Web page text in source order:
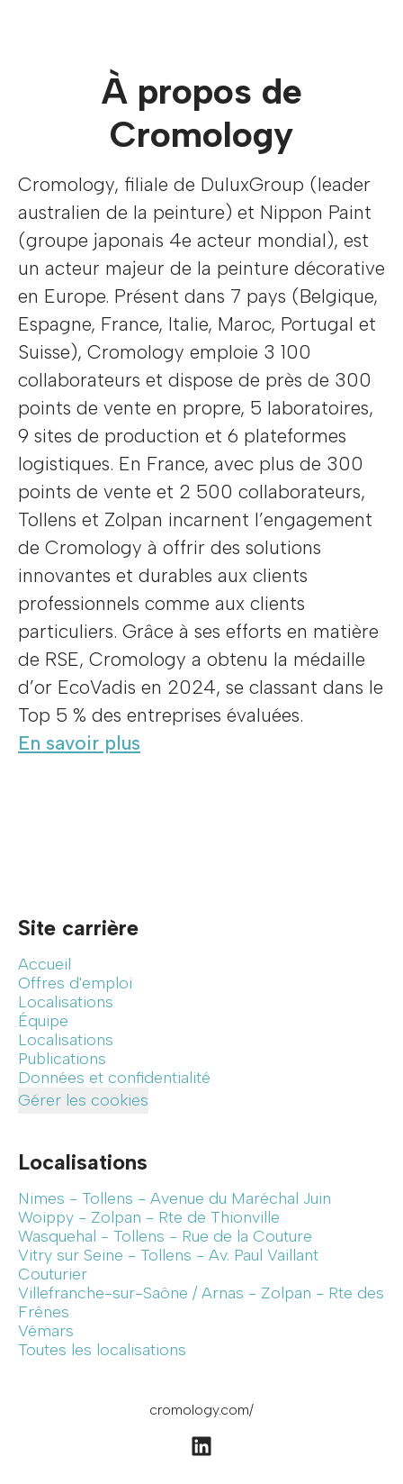
À propos de
Cromology
Cromology, filiale de DuluxGroup (leader
australien de la peinture) et Nippon Paint
(groupe japonais 4e acteur mondial), est
un acteur majeur de la peinture décorative
en Europe. Présent dans 7 pays (Belgique,
Espagne, France, Italie, Maroc, Portugal et
Suisse), Cromology emploie 3 100
collaborateurs et dispose de près de 300
points de vente en propre, 5 laboratoires,
9 sites de production et 6 plateformes
logistiques. En France, avec plus de 300
points de vente et 2 500 collaborateurs,
Tollens et Zolpan incarnent l’engagement
de Cromology à offrir des solutions
innovantes et durables aux clients
professionnels comme aux clients
particuliers. Grâce à ses efforts en matière
de RSE, Cromology a obtenu la médaille
d’or EcoVadis en 2024, se classant dans le
Top 5 % des entreprises évaluées.
En savoir plus
Site carrière
Accueil
Offres d'emploi
Localisations
Équipe
Localisations
Publications
Données et confidentialité
Gérer les cookies
Localisations
Nimes - Tollens - Avenue du Maréchal Juin
Woippy - Zolpan - Rte de Thionville
Wasquehal - Tollens - Rue de la Couture
Vitry sur Seine - Tollens - Av. Paul Vaillant
Couturier
Villefranche-sur-Saône / Arnas - Zolpan - Rte des
Frênes
Vémars
Toutes les localisations
cromology.com/